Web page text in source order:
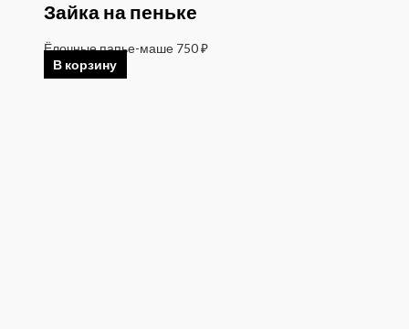
Зайка на пеньке
Ёлочные папье-маше 750₽
В корзину